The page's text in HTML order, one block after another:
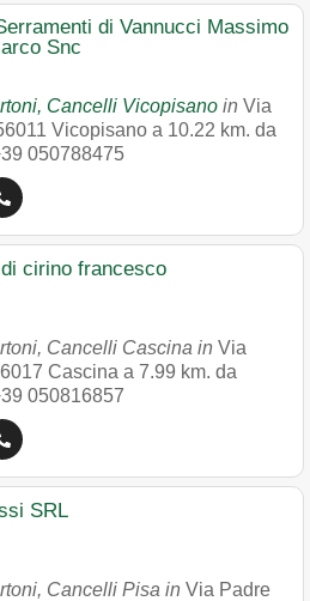
di Vannucci Massimo
Snc
Cancelli Vicopisano in Via
Vicopisano a 10.22 km. da
050788475
cirino francesco
Cancelli Cascina in Via
Cascina a 7.99 km. da
050816857
SRL
Cancelli Pisa in Via Padre